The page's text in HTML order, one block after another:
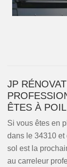
JP
ÊTES À
Si vous êtes en
dans le 34310 et
sol est la
au carreleur